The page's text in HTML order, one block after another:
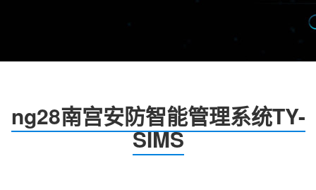
ng28南宫安防智能管理系统TY-
SIMS